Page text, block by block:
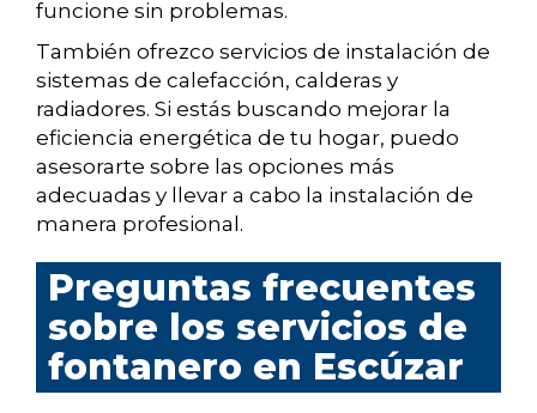
funcione sin problemas.
También ofrezco servicios de instalación de
sistemas de calefacción, calderas y
radiadores. Si estás buscando mejorar la
eficiencia energética de tu hogar, puedo
asesorarte sobre las opciones más
adecuadas y llevar a cabo la instalación de
manera profesional.
Preguntas frecuentes
sobre los servicios de
fontanero en Escúzar